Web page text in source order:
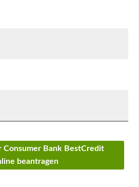
Consumer Bank BestCredit
beantragen